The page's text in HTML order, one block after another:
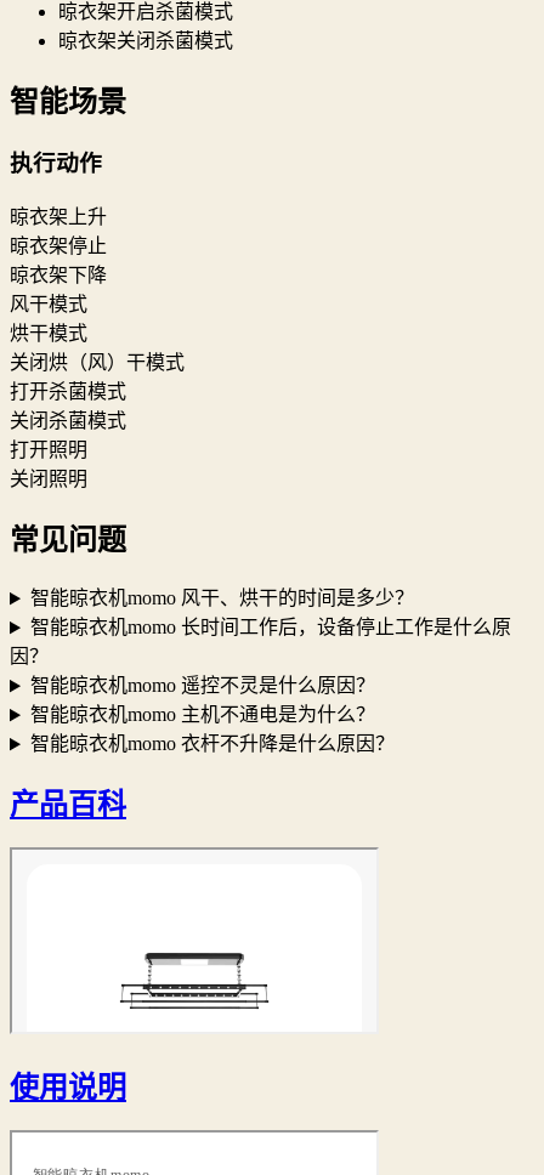
晾衣架开启杀菌模式
晾衣架关闭杀菌模式
智能场景
执行动作
晾衣架上升
晾衣架停止
晾衣架下降
风干模式
烘干模式
关闭烘（风）干模式
打开杀菌模式
关闭杀菌模式
打开照明
关闭照明
常见问题
智能晾衣机momo 风干、烘干的时间是多少？
智能晾衣机momo 长时间工作后，设备停止工作是什么原
因？
智能晾衣机momo 遥控不灵是什么原因？
智能晾衣机momo 主机不通电是为什么？
智能晾衣机momo 衣杆不升降是什么原因？
产品百科
使用说明